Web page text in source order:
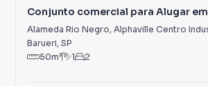
Conjunto comercial para Alugar
Centro Industrial e Empresarial/
Alameda Rio Negro, Alphaville Centro Industrial e
Barueri, SP
50m² 1 2